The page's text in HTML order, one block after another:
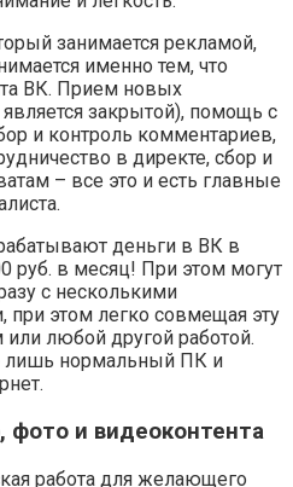
занимается рекламой,
именно тем, что
ВК. Прием новых
закрытой), помощь с
и контроль комментариев,
в директе, сбор и
– все это и есть главные
деньги в ВК в
руб. в месяц! При этом могут
с несколькими
при этом легко совмещая эту
или любой другой работой.
лишь нормальный ПК и
фото и видеоконтента
работа для желающего